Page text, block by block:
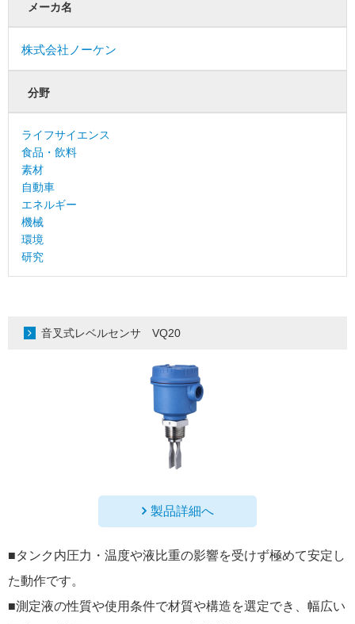
メーカ名
株式会社ノーケン
分野
ライフサイエンス
食品・飲料
素材
自動車
エネルギー
機械
環境
研究
音叉式レベルセンサ VQ20
製品詳細へ
■タンク内圧力・温度や液比重の影響を受けず極めて安定し
た動作です。
■測定液の性質や使用条件で材質や構造を選定でき、幅広い